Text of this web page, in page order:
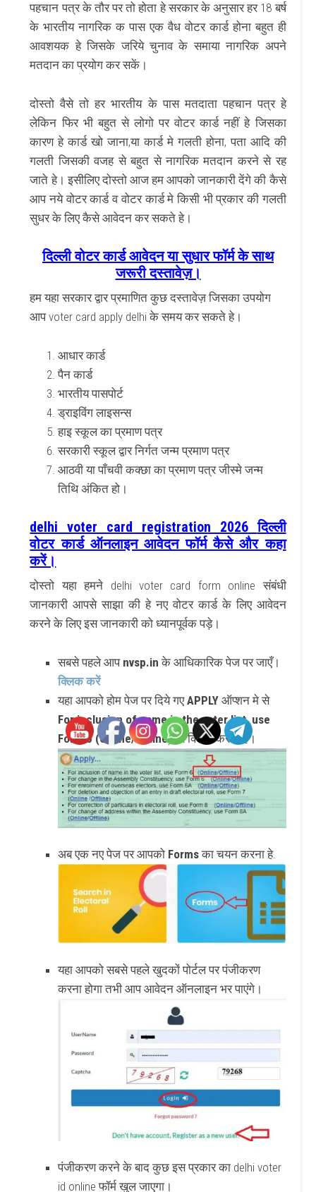
पहचान पत्र के तौर पर तो होता हे सरकार के अनुसार हर 18 बर्ष
के भारतीय नागरिक क पास एक वैध वोटर कार्ड होना बहुत ही
आवशयक हे जिसके जरिये चुनाव के समाया नागरिक अपने
मतदान का प्रयोग कर सकें।
दोस्तो वैसे तो हर भारतीय के पास मतदाता पहचान पत्र हे
लेकिन फिर भी बहुत से लोगो पर वोटर कार्ड नहीं हे जिसका
कारण हे कार्ड खो जाना,या कार्ड मे गलती होना, पता आदि की
गलती जिसकी वजह से बहुत से नागरिक मतदान करने से रह
जाते हे। इसीलिए दोस्तो आज हम आपको जानकारी देंगे की कैसे
आप नये वोटर कार्ड व वोटर कार्ड मे किसी भी प्रकार की गलती
सुधर के लिए कैसे आवेदन कर सकते हे।
दिल्ली वोटर कार्ड आवेदन या सुधार फॉर्म के साथ
जरूरी दस्तावेज़।
हम यहा सरकार द्वार प्रमाणित कुछ दस्तावेज़ जिसका उपयोग
आप voter card apply delhi के समय कर सकते हे।
आधार कार्ड
पैन कार्ड
भारतीय पासपोर्ट
ड्राइविंग लाइसन्स
हाइ स्कूल का प्रमाण पत्र
सरकारी स्कूल द्वार निर्गत जन्म प्रमाण पत्र
आठवी या पाँचवी कक्छा का प्रमाण पत्र जीस्मे जन्म
तिथि अंकित हो।
delhi voter card registration 2026 दिल्ली
वोटर कार्ड ऑनलाइन आवेदन फॉर्म कैसे और कहा
करें।
दोस्तो यहा हमने delhi voter card form online संबंधी
जानकारी आपसे साझा की हे नए वोटर कार्ड के लिए आवेदन
करने के लिए इस जानकारी को ध्यानपूर्वक पड़े।
सबसे पहले आप nvsp.in के आधिकारिक पेज पर जाएँ।
क्लिक करें
यहा आपको होम पेज पर दिये गएAPPLY ऑप्शन मे से
For inclusion of name in the voter list, use
Form 6 (Online/Offline) पर क्लिक करना हे।
अब एक नए पेज पर आपको Formsका चयन करना हे.
यहा आपको सबसे पहले खुदकों पोर्टल पर पंजीकरण
करना होगा तभी आप आवेदन ऑनलाइन भर पाएंगे।
पंजीकरण करने के बाद कुछ इस प्रकार का delhi voter
id online फॉर्म खुल जाएगा।